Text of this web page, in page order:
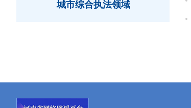
城市综合执法领域